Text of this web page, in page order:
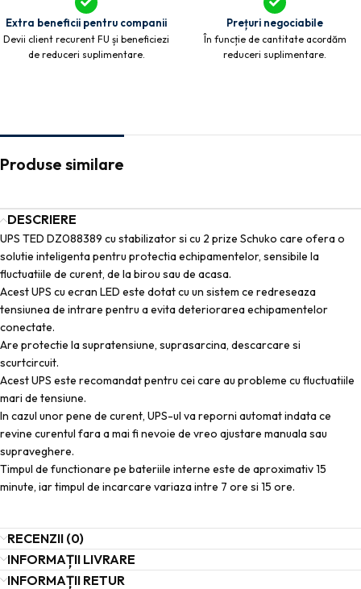
Extra beneficii pentru companii
Devii client recurent FU și beneficiezi
de reduceri suplimentare.
Prețuri negociabile
În funcție de cantitate acordăm
reduceri suplimentare.
Produse similare
DESCRIERE
UPS TED DZ088389 cu stabilizator si cu 2 prize Schuko care ofera o
solutie inteligenta pentru protectia echipamentelor, sensibile la
fluctuatiile de curent, de la birou sau de acasa.
Acest UPS cu ecran LED este dotat cu un sistem ce redreseaza
tensiunea de intrare pentru a evita deteriorarea echipamentelor
conectate.
Are protectie la supratensiune, suprasarcina, descarcare si
scurtcircuit.
Acest UPS este recomandat pentru cei care au probleme cu fluctuatiile
mari de tensiune.
In cazul unor pene de curent, UPS-ul va reporni automat indata ce
revine curentul fara a mai fi nevoie de vreo ajustare manuala sau
supraveghere.
Timpul de functionare pe bateriile interne este de aproximativ 15
minute, iar timpul de incarcare variaza intre 7 ore si 15 ore.
RECENZII (0)
INFORMAȚII LIVRARE
INFORMAȚII RETUR